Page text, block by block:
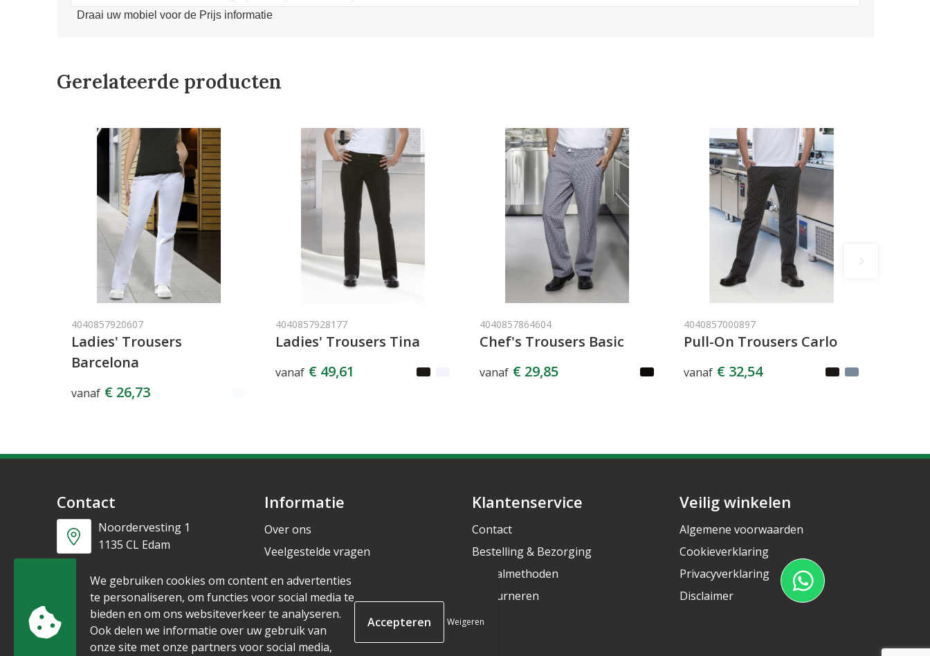
Draai uw mobiel voor de Prijs informatie
Gerelateerde producten
4040857920607
Ladies' Trousers
Barcelona
vanaf € 26,73
4040857928177
Ladies' Trousers Tina
vanaf € 49,61
4040857864604
Chef's Trousers Basic
vanaf € 29,85
4040857000897
Pull-On Trousers Carlo
vanaf € 32,54
Contact
Noordervesting 1
1135 CL Edam
+31 6 53328087
info@mijnpromo.nl
Informatie
Over ons
Veelgestelde vragen
Nieuwsbrief
Klantenservice
Contact
Bestelling & Bezorging
Betaalmethoden
Retourneren
Veilig winkelen
Algemene voorwaarden
Cookieverklaring
Privacyverklaring
Disclaimer
We gebruiken cookies om content en advertenties
te personaliseren, om functies voor social media te
bieden en om ons websiteverkeer te analyseren.
Ook delen we informatie over uw gebruik van
onze site met onze partners voor social media,
Weigeren